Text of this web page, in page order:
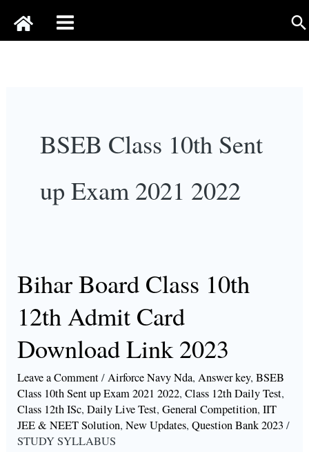
BSEB Class 10th Sent
up Exam 2021 2022
Bihar Board Class 10th
12th Admit Card
Download Link 2023
Leave a Comment/Airforce Navy Nda,Answer key,BSEB
Class 10th Sent up Exam 2021 2022,Class 12th Daily Test,
Class 12th ISc,Daily Live Test,General Competition,IIT
JEE & NEET Solution,New Updates,Question Bank 2023 /
STUDY SYLLABUS
Bihar
Board
Class
10th
12th
Admit
Card
Download
Link